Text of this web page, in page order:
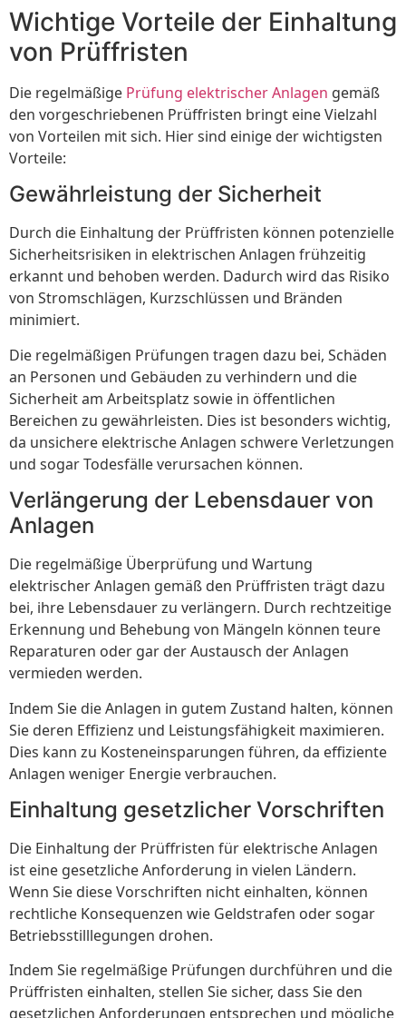
Wichtige Vorteile der Einhaltung
von Prüffristen
Die regelmäßige Prüfung elektrischer Anlagen gemäß
den vorgeschriebenen Prüffristen bringt eine Vielzahl
von Vorteilen mit sich. Hier sind einige der wichtigsten
Vorteile:
Gewährleistung der Sicherheit
Durch die Einhaltung der Prüffristen können potenzielle
Sicherheitsrisiken in elektrischen Anlagen frühzeitig
erkannt und behoben werden. Dadurch wird das Risiko
von Stromschlägen, Kurzschlüssen und Bränden
minimiert.
Die regelmäßigen Prüfungen tragen dazu bei, Schäden
an Personen und Gebäuden zu verhindern und die
Sicherheit am Arbeitsplatz sowie in öffentlichen
Bereichen zu gewährleisten. Dies ist besonders wichtig,
da unsichere elektrische Anlagen schwere Verletzungen
und sogar Todesfälle verursachen können.
Verlängerung der Lebensdauer von
Anlagen
Die regelmäßige Überprüfung und Wartung
elektrischer Anlagen gemäß den Prüffristen trägt dazu
bei, ihre Lebensdauer zu verlängern. Durch rechtzeitige
Erkennung und Behebung von Mängeln können teure
Reparaturen oder gar der Austausch der Anlagen
vermieden werden.
Indem Sie die Anlagen in gutem Zustand halten, können
Sie deren Effizienz und Leistungsfähigkeit maximieren.
Dies kann zu Kosteneinsparungen führen, da effiziente
Anlagen weniger Energie verbrauchen.
Einhaltung gesetzlicher Vorschriften
Die Einhaltung der Prüffristen für elektrische Anlagen
ist eine gesetzliche Anforderung in vielen Ländern.
Wenn Sie diese Vorschriften nicht einhalten, können
rechtliche Konsequenzen wie Geldstrafen oder sogar
Betriebsstilllegungen drohen.
Indem Sie regelmäßige Prüfungen durchführen und die
Prüffristen einhalten, stellen Sie sicher, dass Sie den
gesetzlichen Anforderungen entsprechen und mögliche